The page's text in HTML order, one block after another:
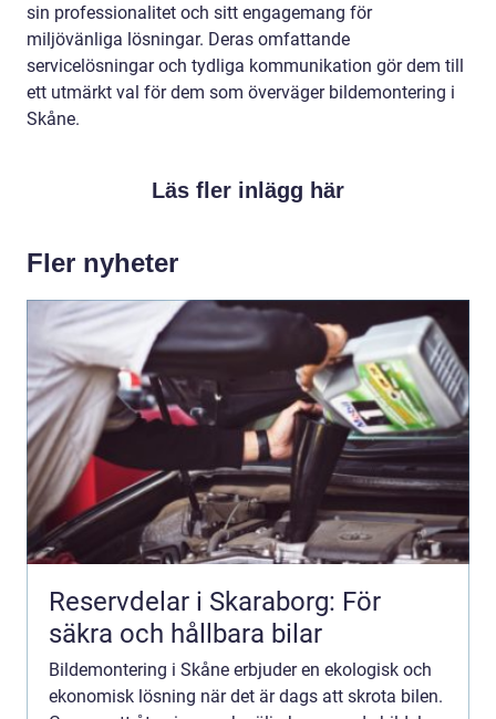
sin professionalitet och sitt engagemang för
miljövänliga lösningar. Deras omfattande
servicelösningar och tydliga kommunikation gör dem till
ett utmärkt val för dem som överväger bildemontering i
Skåne.
Läs fler inlägg här
Fler nyheter
Reservdelar i Skaraborg: För
säkra och hållbara bilar
Bildemontering i Skåne erbjuder en ekologisk och
ekonomisk lösning när det är dags att skrota bilen.